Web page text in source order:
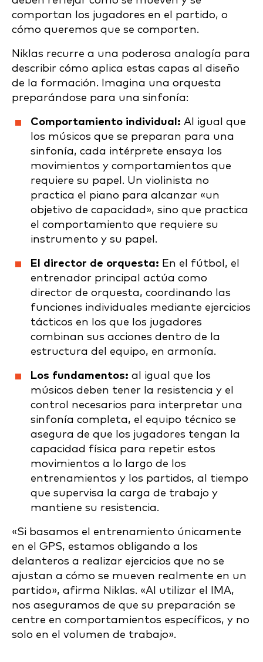
comportan los jugadores en el partido, o
cómo queremos que se comporten.
Niklas recurre a una poderosa analogía para
describir cómo aplica estas capas al diseño
de la formación. Imagina una orquesta
preparándose para una sinfonía:
Comportamiento individual: Al igual que
los músicos que se preparan para una
sinfonía, cada intérprete ensaya los
movimientos y comportamientos que
requiere su papel. Un violinista no
practica el piano para alcanzar «un
objetivo de capacidad», sino que practica
el comportamiento que requiere su
instrumento y su papel.
El director de orquesta: En el fútbol, el
entrenador principal actúa como
director de orquesta, coordinando las
funciones individuales mediante ejercicios
tácticos en los que los jugadores
combinan sus acciones dentro de la
estructura del equipo, en armonía.
Los fundamentos: al igual que los
músicos deben tener la resistencia y el
control necesarios para interpretar una
sinfonía completa, el equipo técnico se
asegura de que los jugadores tengan la
capacidad física para repetir estos
movimientos a lo largo de los
entrenamientos y los partidos, al tiempo
que supervisa la carga de trabajo y
mantiene su resistencia.
«Si basamos el entrenamiento únicamente
en el GPS, estamos obligando a los
delanteros a realizar ejercicios que no se
ajustan a cómo se mueven realmente en un
partido», afirma Niklas. «Al utilizar el IMA,
nos aseguramos de que su preparación se
centre en comportamientos específicos, y no
solo en el volumen de trabajo».